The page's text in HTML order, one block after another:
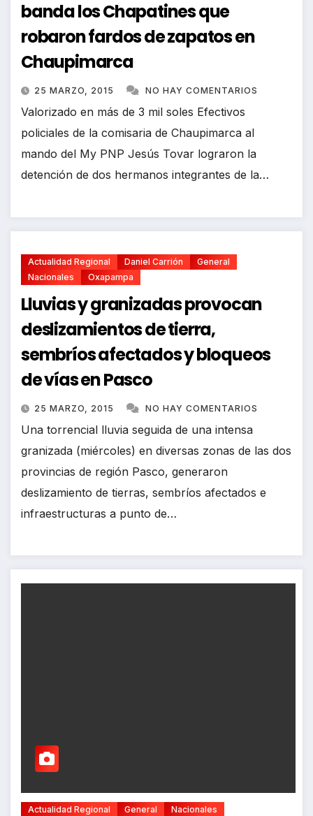
banda los Chapatines que
robaron fardos de zapatos en
Chaupimarca
25 MARZO, 2015 NO HAY COMENTARIOS
Valorizado en más de 3 mil soles Efectivos
policiales de la comisaria de Chaupimarca al
mando del My PNP Jesús Tovar lograron la
detención de dos hermanos integrantes de la…
Actualidad Regional Daniel Carrión
General
Nacionales
Oxapampa
Lluvias y granizadas provocan
deslizamientos de tierra,
sembríos afectados y bloqueos
de vías en Pasco
25 MARZO, 2015 NO HAY COMENTARIOS
Una torrencial lluvia seguida de una intensa
granizada (miércoles) en diversas zonas de las dos
provincias de región Pasco, generaron
deslizamiento de tierras, sembríos afectados e
infraestructuras a punto de…
Actualidad Regional General Nacionales